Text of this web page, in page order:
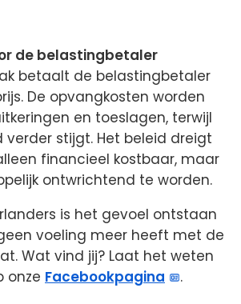
de belastingbetaler
betaalt de belastingbetaler
De opvangkosten worden
en toeslagen, terwijl
verder stijgt. Het beleid dreigt
financieel kostbaar, maar
ontwrichtend te worden.
is het gevoel ontstaan
voeling meer heeft met de
Wat vind jij? Laat het weten
onze Facebookpagina .